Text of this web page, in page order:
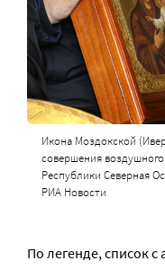
Икона Моздокской
совершения
Республики Северная
РИА Новости
По легенде, список